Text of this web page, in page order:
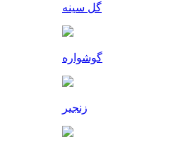
گل سینه
گوشواره
زنجیر